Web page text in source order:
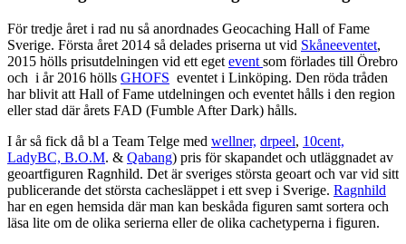
För tredje året i rad nu så anordnades Geocaching Hall of Fame
Sverige. Första året 2014 så delades priserna ut vid Skåneeventet,
2015 hölls prisutdelningen vid ett eget event som förlades till Örebro
och i år 2016 hölls GHOFS eventet i Linköping. Den röda tråden
har blivit att Hall of Fame utdelningen och eventet hålls i den region
eller stad där årets FAD (Fumble After Dark) hålls.
I år så fick då bl a Team Telge med wellner, drpeel, 10cent,
LadyBC, B.O.M. & Qabang) pris för skapandet och utläggnadet av
geoartfiguren Ragnhild. Det är sveriges största geoart och var vid sitt
publicerande det största cachesläppet i ett svep i Sverige. Ragnhild
har en egen hemsida där man kan beskåda figuren samt sortera och
läsa lite om de olika serierna eller de olika cachetyperna i figuren.